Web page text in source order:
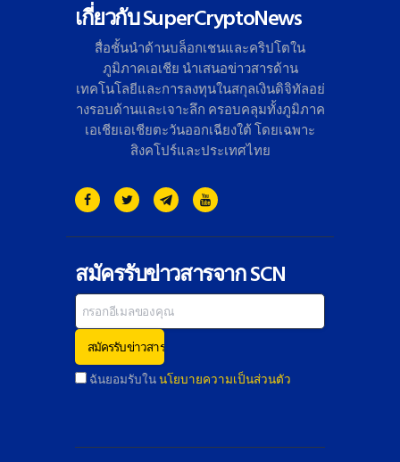
เกี่ยวกับ SuperCryptoNews
สื่อชั้นนำด้านบล็อกเชนและคริปโตใน
ภูมิภาคเอเชีย นำเสนอข่าวสารด้าน
เทคโนโลยีและการลงทุนในสกุลเงินดิจิทัลอย่
างรอบด้านและเจาะลึก ครอบคลุมทั้งภูมิภาค
เอเชียเอเชียตะวันออกเฉียงใต้ โดยเฉพาะ
สิงคโปร์และประเทศไทย
สมัครรับข่าวสารจาก SCN
ฉันยอมรับในนโยบายความเป็นส่วนตัว